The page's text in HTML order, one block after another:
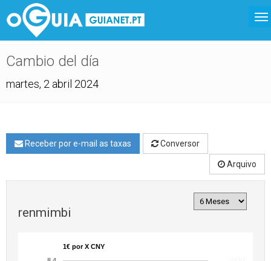
Cambio del día
martes, 2 abril 2024
Receber por e-mail as taxas Conversor
Arquivo
renmimbi
1€ por X CNY